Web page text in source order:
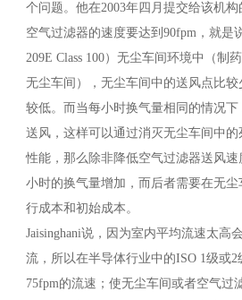
个问题。他在2003年四月提交给该机
空气过滤器的速度要达到90fpm，就是
209E Class 100）无尘车间环境中（制
无尘车间），无尘车间中的送风点比
较低。而当每小时换气量相同的情况
送风，这样可以通过消灭无尘车间中
性能，那么除非降低空气过滤器送风
小时的换气量增加，而后者需要在无
行成本和初始成本。
Jaisinghani说，因为室内平均流速太高
流，所以在半导体行业中的ISO 1级或
75fpm的流速；使无尘车间或者空气过